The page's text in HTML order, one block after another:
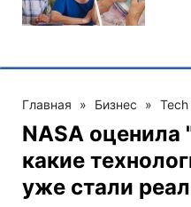
Главная » Бизнес » Tech
NASA оценила
какие
уже стали